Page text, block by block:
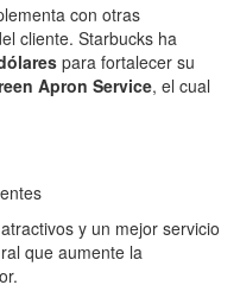
con otras
cliente. Starbucks ha
para fortalecer su
Apron Service, el cual
y un mejor servicio
que aumente la